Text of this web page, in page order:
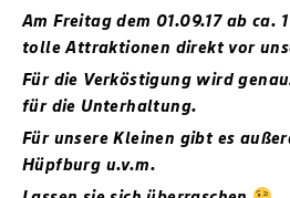
Am Freitag dem 01.09.17 ab ca.
tolle Attraktionen direkt vor
Für die Verköstigung wird
für die Unterhaltung.
Für unsere Kleinen gibt es
Hüpfburg u.v.m.